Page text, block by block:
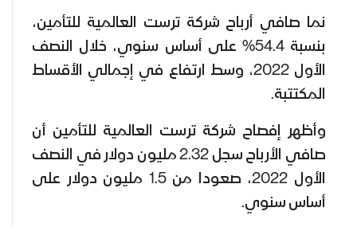
نما صافي أرباح شركة ترست العالمية للتأمين،
بنسبة 54.4% على أساس سنوي، خلال النصف
الأول 2022، وسط ارتفاع في إجمالي الأقساط
المكتتبة.
وأظهر إفصاح شركة ترست العالمية للتأمين أن
صافي الأرباح سجل 2.32 مليون دولار في النصف
الأول 2022، صعودا من 1.5 مليون دولار على
أساس سنوي.